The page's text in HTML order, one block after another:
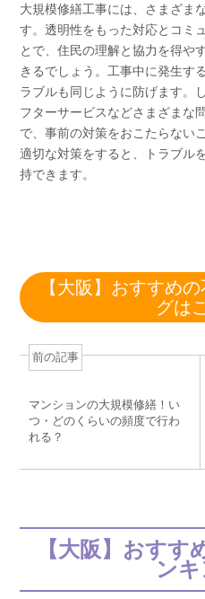
大規模修繕工事には、さまざま
す。透明性をもった対応とコミ
とで、住民の理解と協力を得や
きるでしょう。工事中に発生す
ラブルも同じように防げます。
フターサービスなどさまざまな
で、事前の対策をおこたらない
適切な対策をすると、トラブル
持できます。
【大阪】おすすめ
グは
前の記事
マンションの大規模修繕！い
つ・どのくらいの頻度で行わ
れる？
【大阪】おすす
ン